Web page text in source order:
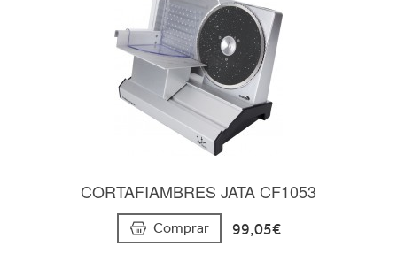
CORTAFIAMBRES JATA CF1053
Comprar 99,05€